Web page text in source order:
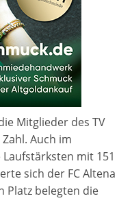
Mitglieder des TV
Auch im
mit 151
sich der FC Altena
Platz belegten die